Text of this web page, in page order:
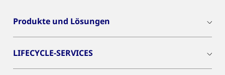
Produkte und Lösungen
LIFECYCLE-SERVICES